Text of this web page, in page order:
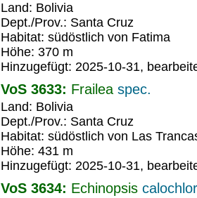
Land: Bolivia
Dept./Prov.: Santa Cruz
Habitat: südöstlich von Fatima
Höhe: 370 m
Hinzugefügt: 2025-10-31,
VoS 3633: Frailea spec.
Land: Bolivia
Dept./Prov.: Santa Cruz
Habitat: südöstlich von Las
Höhe: 431 m
Hinzugefügt: 2025-10-31,
VoS 3634: Echinopsis